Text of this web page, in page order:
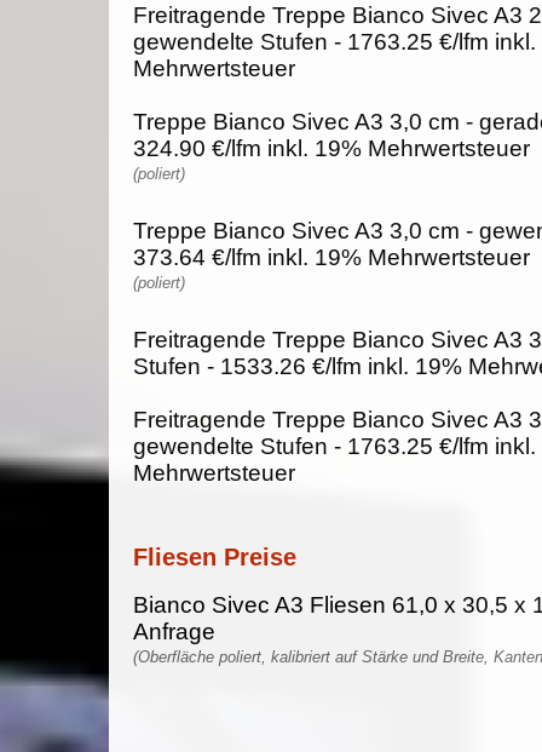
Freitragende Treppe Bianco Sivec A3
gewendelte Stufen - 1763.25 €/lfm inkl.
Mehrwertsteuer
Treppe Bianco Sivec A3 3,0 cm -
324.90 €/lfm inkl. 19% Mehrwertsteuer
(poliert)
Treppe Bianco Sivec A3 3,0 cm -
373.64 €/lfm inkl. 19% Mehrwertsteuer
(poliert)
Freitragende Treppe Bianco Sivec A3
Stufen - 1533.26 €/lfm inkl. 19%
Freitragende Treppe Bianco Sivec A3
gewendelte Stufen - 1763.25 €/lfm inkl.
Mehrwertsteuer
Fliesen Preise
Bianco Sivec A3 Fliesen 61,0 x 30,5 x
Anfrage
(Oberfläche poliert, kalibriert auf Stärke und Breite,